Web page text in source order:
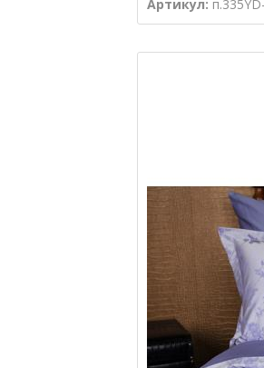
Артикул: